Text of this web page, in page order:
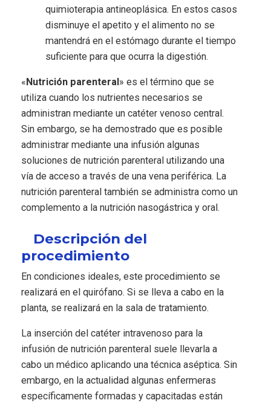
quimioterapia antineoplásica. En estos casos
disminuye el apetito y el alimento no se
mantendrá en el estómago durante el tiempo
suficiente para que ocurra la digestión.
«Nutrición parenteral» es el término que se
utiliza cuando los nutrientes necesarios se
administran mediante un catéter venoso central.
Sin embargo, se ha demostrado que es posible
administrar mediante una infusión algunas
soluciones de nutrición parenteral utilizando una
vía de acceso a través de una vena periférica. La
nutrición parenteral también se administra como un
complemento a la nutrición nasogástrica y oral.
Descripción del
procedimiento
En condiciones ideales, este procedimiento se
realizará en el quirófano. Si se lleva a cabo en la
planta, se realizará en la sala de tratamiento.
La inserción del catéter intravenoso para la
infusión de nutrición parenteral suele llevarla a
cabo un médico aplicando una técnica aséptica. Sin
embargo, en la actualidad algunas enfermeras
específicamente formadas y capacitadas están